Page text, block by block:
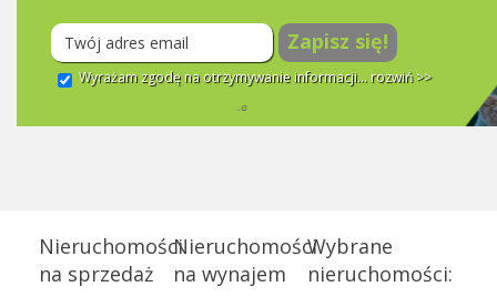
Zapisz się!
Wyrażam zgodę na otrzymywanie informacji... rozwiń >>
Nieruchomości
na sprzedaż
Nieruchomości
na wynajem
Wybrane
nieruchomości: